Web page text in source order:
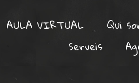
AULA VIRTUAL Qui
Serveis